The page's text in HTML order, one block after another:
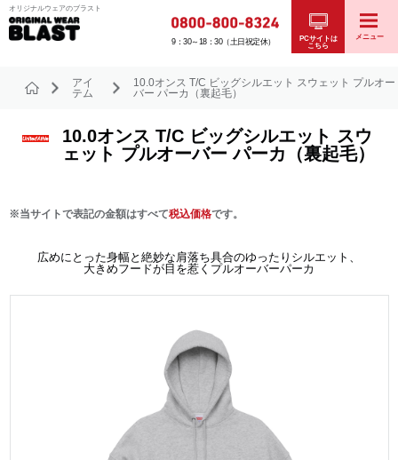
オリジナルウェアのブラスト
9：30～18：30（土日祝定休）
PCサイトは
こちら
メニュー
アイ
テム
10.0オンス T/C ビッグシルエット スウェット プルオー
バー パーカ（裏起毛）
10.0オンス T/C ビッグシルエット スウ
ェット プルオーバー パーカ（裏起毛）
※当サイトで表記の金額はすべて税込価格です。
広めにとった身幅と絶妙な肩落ち具合のゆったりシルエット、
大きめフードが目を惹くプルオーバーパーカ